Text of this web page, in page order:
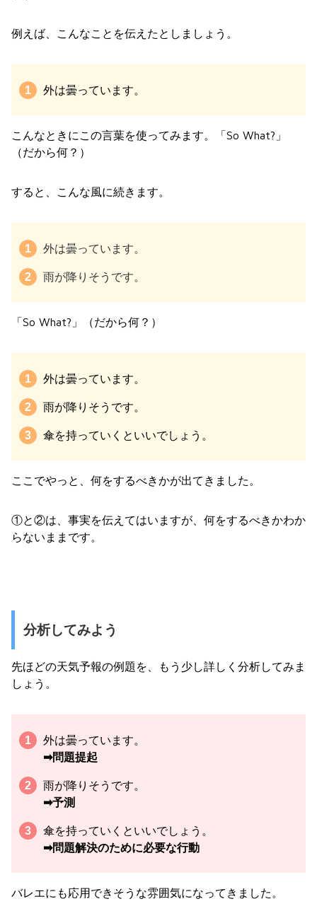
例えば、こんなことを伝えたとしましょう。
外は曇っています。
こんなときにこの言葉を使ってみます。「So What?」
（だから何？）
すると、こんな風に続きます。
外は曇っています。
雨が降りそうです。
「So What?」（だから何？）
外は曇っています。
雨が降りそうです。
傘を持っていくといいでしょう。
ここでやっと、何をするべきかが出てきました。
①と②は、事実を伝えてはいますが、何をするべきかわか
らないままです。
分析してみよう
先ほどの天気予報の例題を、もう少し詳しく分析してみま
しょう。
外は曇っています。
➡︎問題提起
雨が降りそうです。
➡︎予測
傘を持っていくといいでしょう。
➡︎問題解決のために必要な行動
バレエにも応用できそうな雰囲気になってきました。